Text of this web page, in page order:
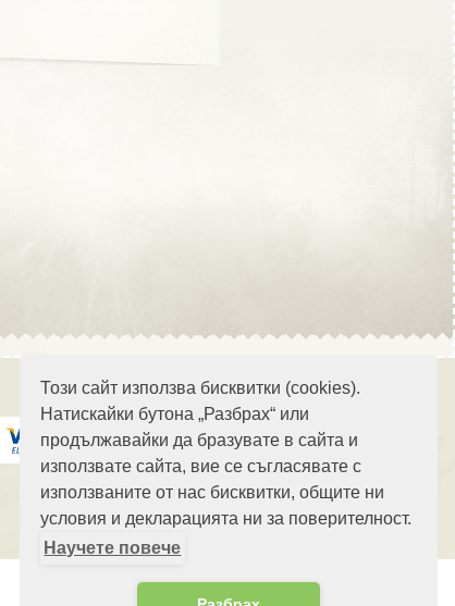
Този сайт използва бисквитки (cookies).
Натискайки бутона „Разбрах“ или
продължавайки да бразувате в сайта и
използвате сайта, вие се съгласявате с
използваните от нас бисквитки, общите ни
условия и декларацията ни за поверителност.
Научете повече
Област София
Област Хасково
Област Шумен